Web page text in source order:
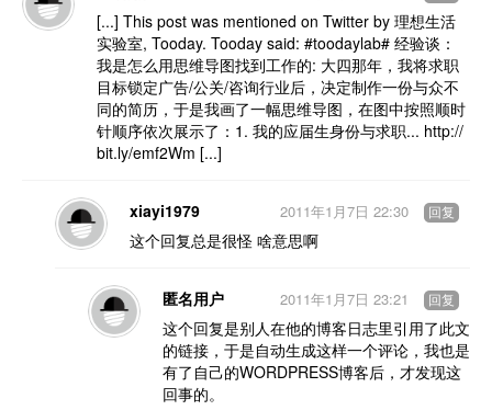
[...] This post was mentioned on Twitter by 理想生活
实验室, Tooday. Tooday said: #toodaylab# 经验谈：
我是怎么用思维导图找到工作的: 大四那年，我将求职
目标锁定广告/公关/咨询行业后，决定制作一份与众不
同的简历，于是我画了一幅思维导图，在图中按照顺时
针顺序依次展示了：1. 我的应届生身份与求职... http://
bit.ly/emf2Wm [...]
xiayi1979
这个回复总是很怪 啥意思啊
2011年1月7日 22:30 回复
匿名用户
这个回复是别人在他的博客日志里引用了此文
的链接，于是自动生成这样一个评论，我也是
有了自己的WORDPRESS博客后，才发现这
回事的。
2011年1月7日 23:21 回复